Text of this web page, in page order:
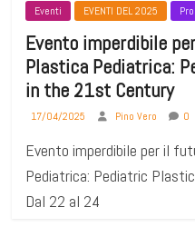
Eventi EVENTI DEL 2025
Evento imperdibile
Plastica Pediatrica:
in the 21st Century
17/04/2025 Pino Vero 0
Evento imperdibile per il
Pediatrica: Pediatric
Dal 22 al 24